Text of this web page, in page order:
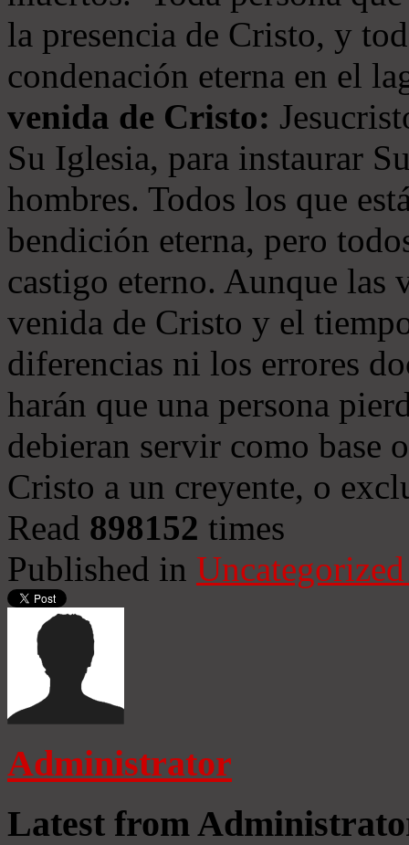
la presencia de Cristo, y
condenación eterna en el
venida de Cristo:
Su Iglesia, para instaurar
hombres. Todos los que
bendición eterna, pero
castigo eterno. Aunque las
venida de Cristo y el
diferencias ni los errores
harán que una persona
debieran servir como base
Cristo a un creyente, o
Read 898152 times
Published in
Administrator
Latest from